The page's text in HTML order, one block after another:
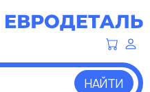
НАЙТИ